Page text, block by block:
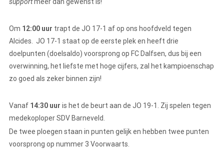
supportmeer dan gewenst is!
Om 12:00 uur trapt de JO 17-1 af op ons hoofdveld tegen
Alcides. JO 17-1 staat op de eerste plek en heeft drie
doelpunten (doelsaldo) voorsprong op FC Dalfsen, dus bij een
overwinning, het liefste met hoge cijfers, zal het kampioenschap
zo goed als zeker binnen zijn!
Vanaf 14:30 uur is het de beurt aan de JO 19-1. Zij spelen tegen
medekoploper SDV Barneveld.
De twee ploegen staan in punten gelijk en hebben twee punten
voorsprong op nummer 3 Voorwaarts.